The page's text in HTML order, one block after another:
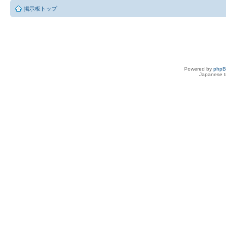
掲示板トップ
Powered by
Japanese